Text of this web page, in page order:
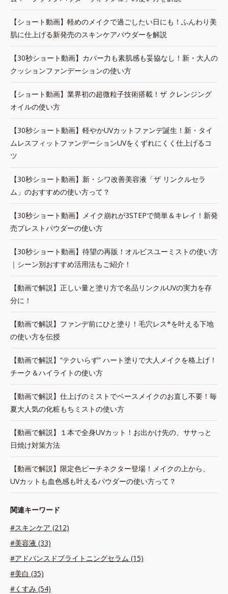
【ショート動画】軽めのメイクで過ごしたい日にも！ふんわり美
肌に仕上げる新発売のスキンケアパウダーを解説
【30秒ショート動画】カバー力も素肌感も妥協なし！新・大人の
クッションファンデーションの使い方
【ショート動画】業界初の超微粒子技術搭載！ザ クレンジング
オイルの使い方
【30秒ショート動画】軽やかUVカットファンデ誕生！新・タイ
ムレスフィットファンデーションUVをくずれにくく仕上げるコ
ツ
【30秒ショート動画】新・シワ改善美容液「ザ リンクルセラ
ム」のおすすめの使い方って？
【30秒ショート動画】メイク崩れが3STEPで簡単＆キレイ！新発
売プレストパウダーの使い方
【30秒ショート動画】待望の再販！オルビスユーミストの使い方
｜シーン別おすすめ活用法もご紹介！
【動画で解説】正しい量と塗り方で名品リンクルUVの実力を存
分に！
【動画で解説】ファンデ前にひと塗り！毛穴レス*を叶える下地
の使い方を伝授
【動画で解説】“テクいらず” ハート塗りで大人メイクを格上げ！
チーク＆ハイライトの使い方
【動画で解説】仕上げのミストでベースメイクのお直し不要！毎
夏大人気の化粧もちミストの使い方
【動画で解説】１本で全身UVカット！お出かけ先の、ササっと
日焼け対策方法
【動画で解説】限定色ピーチネクター登場！メイクの上から、
UVカットも血色感も叶えるパウダーの使い方って？
関連キーワード
#スキンケア (212)
#美容液 (33)
#アドバンスドブライトニングセラム (15)
#美白 (35)
#くすみ (54)